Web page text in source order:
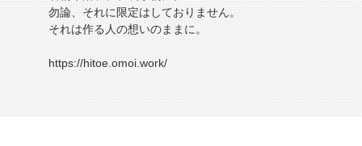
勿論、それに限定はしておりません。
それは作る人の想いのままに。
https://hitoe.omoi.work/